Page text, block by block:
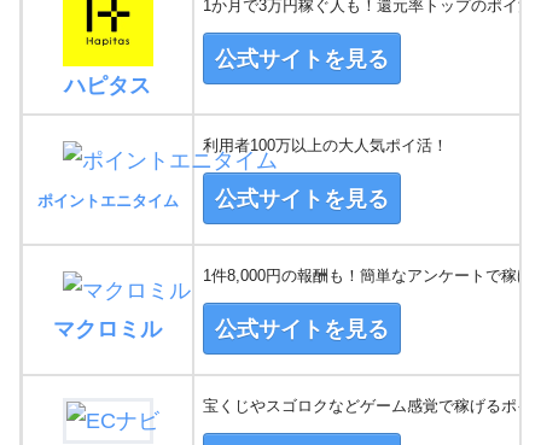
ハピタス
1か月で3万円稼ぐ人も！還元率トップのポイ活
公式サイトを見る
ポイントエニタイム
利用者100万以上の大人気ポイ活！
公式サイトを見る
マクロミル
1件8,000円の報酬も！簡単なアンケートで稼げ
公式サイトを見る
宝くじやスゴロクなどゲーム感覚で稼げるポイ